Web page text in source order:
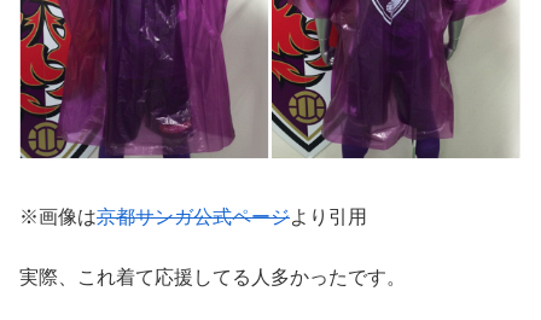
※画像は京都サンガ公式ページより引用
実際、これ着て応援してる人多かったです。